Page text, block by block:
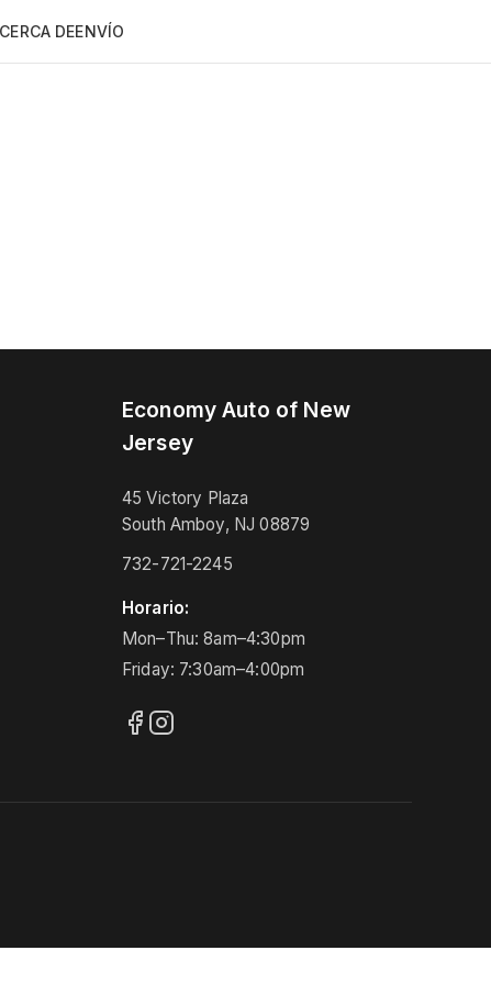
DEENVÍO
Economy Auto of New
Jersey
45 Victory Plaza
South Amboy, NJ 08879
732-721-2245
Horario:
Mon–Thu: 8am–4:30pm
Friday: 7:30am–4:00pm